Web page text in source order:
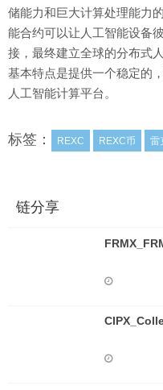
储能力和巨大计算处理能力
能合约可以让人工智能设备
接，最终建立全球的分布式
基本特点是提供一个稳定的
人工智能计算平台。
标签： REXC REXC币 雷
链分享